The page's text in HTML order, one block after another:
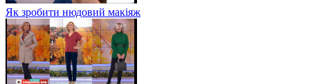
Як зробити нюдовий макіяж